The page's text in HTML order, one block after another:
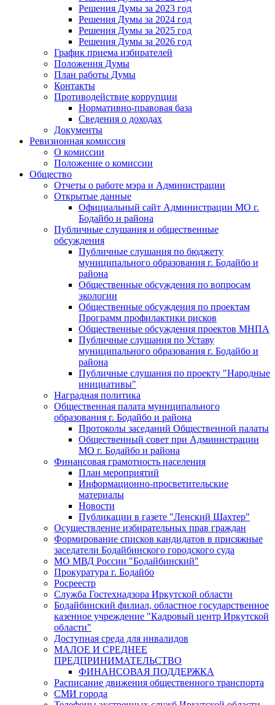
Решения Думы за 2023 год
Решения Думы за 2024 год
Решения Думы за 2025 год
Решения Думы за 2026 год
График приема избирателей
Положения Думы
План работы Думы
Контакты
Противодействие коррупции
Нормативно-правовая база
Сведения о доходах
Документы
Ревизионная комиссия
О комиссии
Положение о комиссии
Общество
Отчеты о работе мэра и Администрации
Открытые данные
Официальный сайт Администрации МО г.
Бодайбо и района
Публичные слушания и общественные
обсуждения
Публичные слушания по бюджету
муниципального образования г. Бодайбо и
района
Общественные обсуждения по вопросам
экологии
Общественные обсуждения по проектам
Программ профилактики рисков
Общественные обсуждения проектов МНПА
Публичные слушания по Уставу
муниципального образования г. Бодайбо и
района
Публичные слушания по проекту "Народные
инициативы"
Наградная политика
Общественная палата муниципального
образования г. Бодайбо и района
Протоколы заседаний Общественной палаты
Общественный совет при Администрации
МО г. Бодайбо и района
Финансовая грамотность населения
План мероприятий
Информационно-просветительские
материалы
Новости
Публикации в газете "Ленский Шахтер"
Осуществление избирательных прав граждан
Формирование списков кандидатов в присяжные
заседатели Бодайбинского городского суда
МО МВД России "Бодайбинский"
Прокуратура г. Бодайбо
Росреестр
Служба Гостехнадзора Иркутской области
Бодайбинский филиал, областное государственное
казенное учреждение "Кадровый центр Иркутской
области"
Доступная среда для инвалидов
МАЛОЕ И СРЕДНЕЕ
ПРЕДПРИНИМАТЕЛЬСТВО
ФИНАНСОВАЯ ПОДДЕРЖКА
Расписание движения общественного транспорта
СМИ города